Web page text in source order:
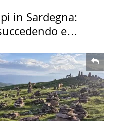
in Sardegna:
e